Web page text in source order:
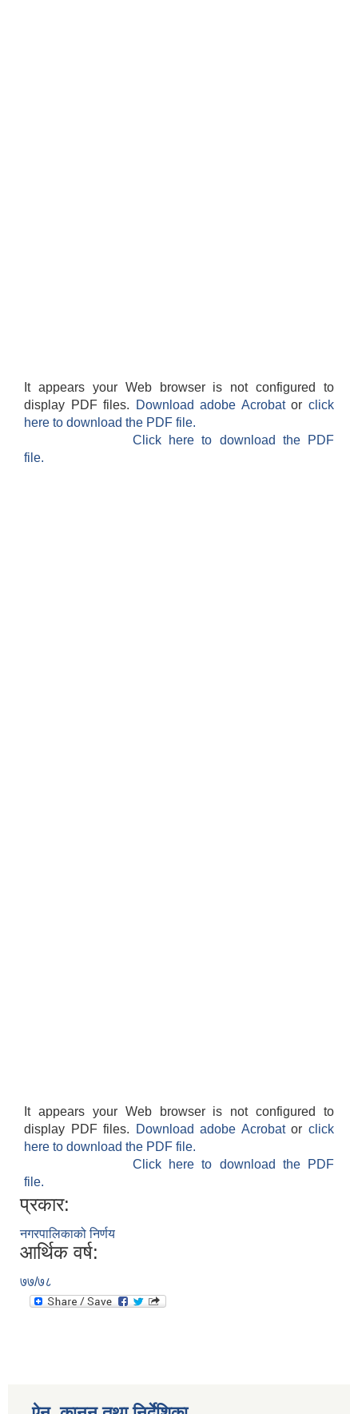
It appears your Web browser is not configured to
display PDF files.
Download adobe Acrobatorclick
here to download the PDF file.
Click here to download the PDF
file.
It appears your Web browser is not configured to
display PDF files.
Download adobe Acrobatorclick
here to download the PDF file.
Click here to download the PDF
file.
प्रकार:
नगरपालिकाको निर्णय
आर्थिक वर्ष:
७७/७८